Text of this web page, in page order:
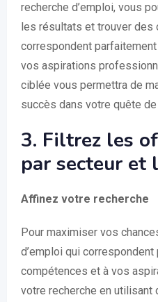
recherche d’emploi, vous
les résultats et trouver des
correspondent
vos aspirations
ciblée vous permettra de
succès dans votre quête de
3. Filtrez les
par secteur et
Affinez votre recherche
Pour maximiser vos
d’emploi qui
compétences et à vos
votre recherche en